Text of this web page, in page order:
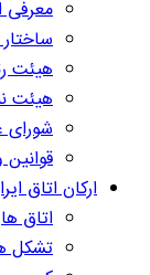
معرفی
ساختار
هیئت
هیئت
شورای
ارکان اتاق
اتاق ها
تشکل